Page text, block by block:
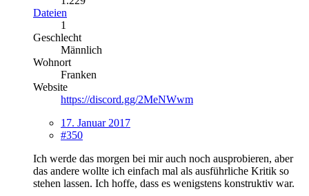
Dateien
1
Geschlecht
Männlich
Wohnort
Franken
Website
https://discord.gg/2MeNWwm
17. Januar 2017
#350
Ich werde das morgen bei mir auch noch ausprobieren, aber
das andere wollte ich einfach mal als ausführliche Kritik so
stehen lassen. Ich hoffe, dass es wenigstens konstruktiv war.